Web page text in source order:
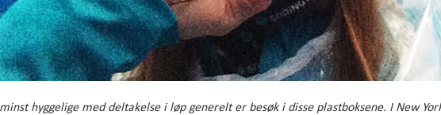
minst hyggelige med deltakelse i løp generelt er besøk i disse plastboksene. I New